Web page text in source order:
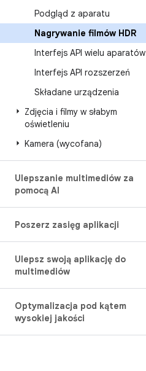
Podgląd z aparatu
Nagrywanie filmów HDR
Interfejs API wielu aparatów
Interfejs API rozszerzeń
Składane urządzenia
Zdjęcia i filmy w słabym
oświetleniu
Kamera (wycofana)
Ulepszanie multimediów za
pomocą AI
Poszerz zasięg aplikacji
Ulepsz swoją aplikację do
multimediów
Optymalizacja pod kątem
wysokiej jakości